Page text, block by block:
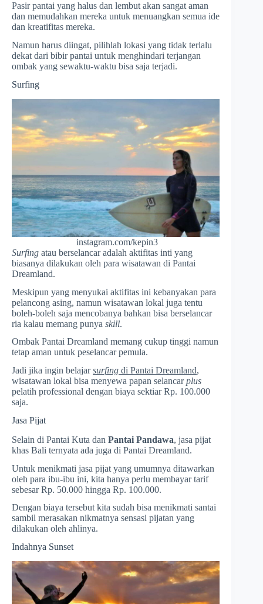
Pasir pantai yang halus dan lembut akan sangat aman
dan memudahkan mereka untuk menuangkan semua ide
dan kreatifitas mereka.
Namun harus diingat, pilihlah lokasi yang tidak terlalu
dekat dari bibir pantai untuk menghindari terjangan
ombak yang sewaktu-waktu bisa saja terjadi.
Surfing
instagram.com/kepin3
Surfing atau berselancar adalah aktifitas inti yang
biasanya dilakukan oleh para wisatawan di Pantai
Dreamland.
Meskipun yang menyukai aktifitas ini kebanyakan para
pelancong asing, namun wisatawan lokal juga tentu
boleh-boleh saja mencobanya bahkan bisa berselancar
ria kalau memang punya skill.
Ombak Pantai Dreamland memang cukup tinggi namun
tetap aman untuk peselancar pemula.
Jadi jika ingin belajarsurfing di Pantai Dreamland,
wisatawan lokal bisa menyewa papan selancarplus
pelatih professional dengan biaya sektiar Rp. 100.000
saja.
Jasa Pijat
Selain di Pantai Kuta dan Pantai Pandawa, jasa pijat
khas Bali ternyata ada juga di Pantai Dreamland.
Untuk menikmati jasa pijat yang umumnya ditawarkan
oleh para ibu-ibu ini, kita hanya perlu membayar tarif
sebesar Rp. 50.000 hingga Rp. 100.000.
Dengan biaya tersebut kita sudah bisa menikmati santai
sambil merasakan nikmatnya sensasi pijatan yang
dilakukan oleh ahlinya.
Indahnya Sunset